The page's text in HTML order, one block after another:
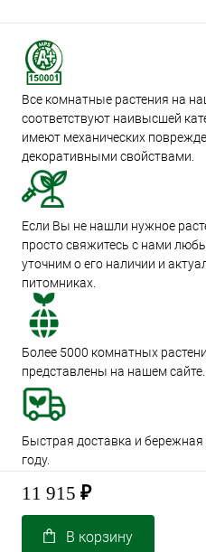
Все комнатные растения на
соответствуют наивысшей
имеют механических
декоративными свойствами.
Если Вы не нашли нужное
просто свяжитесь с нами
уточним о его наличии и
питомниках.
Более 5000 комнатных
представлены на нашем сайте.
Быстрая доставка и бережная
году.
11 915 ₽
В корзину